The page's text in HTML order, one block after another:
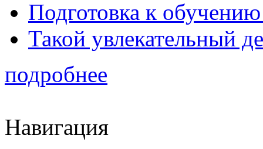
Подготовка к
Такой увлекательный
подробнее
Навигация